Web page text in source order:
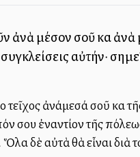
ἀνὰ μέσον σοῦ καὶ
αὐτήν·
ἀνάμεσά σοῦ καὶ
σου ἐναντίον τῆς
δὲ αὐτὰ θὰ εἶναι διὰ